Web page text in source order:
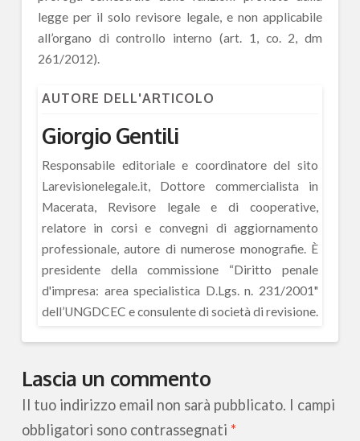
legge per il solo revisore legale, e non applicabile
all’organo di controllo interno (art. 1, co. 2, dm
261/2012).
AUTORE DELL'ARTICOLO
Giorgio Gentili
Responsabile editoriale e coordinatore del sito
Larevisionelegale.it, Dottore commercialista in
Macerata, Revisore legale e di cooperative,
relatore in corsi e convegni di aggiornamento
professionale, autore di numerose monografie. È
presidente della commissione “Diritto penale
d'impresa: area specialistica D.Lgs. n. 231/2001"
dell’UNGDCEC e consulente di società di revisione.
Lascia un commento
Il tuo indirizzo email non sarà pubblicato. I campi
obbligatori sono contrassegnati *